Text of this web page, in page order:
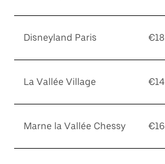
Disneyland Paris €18
La Vallée Village €14
Marne la Vallée Chessy €16